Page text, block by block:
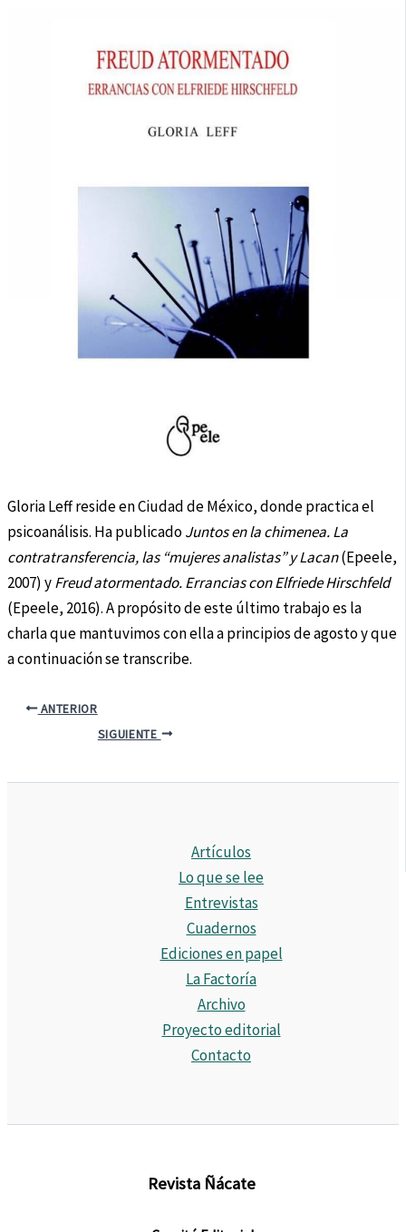
Gloria Leff reside en Ciudad de México, donde practica el
psicoanálisis. Ha publicadoJuntos en la chimenea. La
contratransferencia, las “mujeres analistas” y Lacan(Epeele,
2007) yFreud atormentado. Errancias con Elfriede Hirschfeld
(Epeele, 2016). A propósito de este último trabajo es la
charla que mantuvimos con ella a principios de agosto y que
a continuación se transcribe.
ANTERIOR
SIGUIENTE
Artículos
Lo que se lee
Entrevistas
Cuadernos
Ediciones en papel
La Factoría
Archivo
Proyecto editorial
Contacto
Revista Ñácate